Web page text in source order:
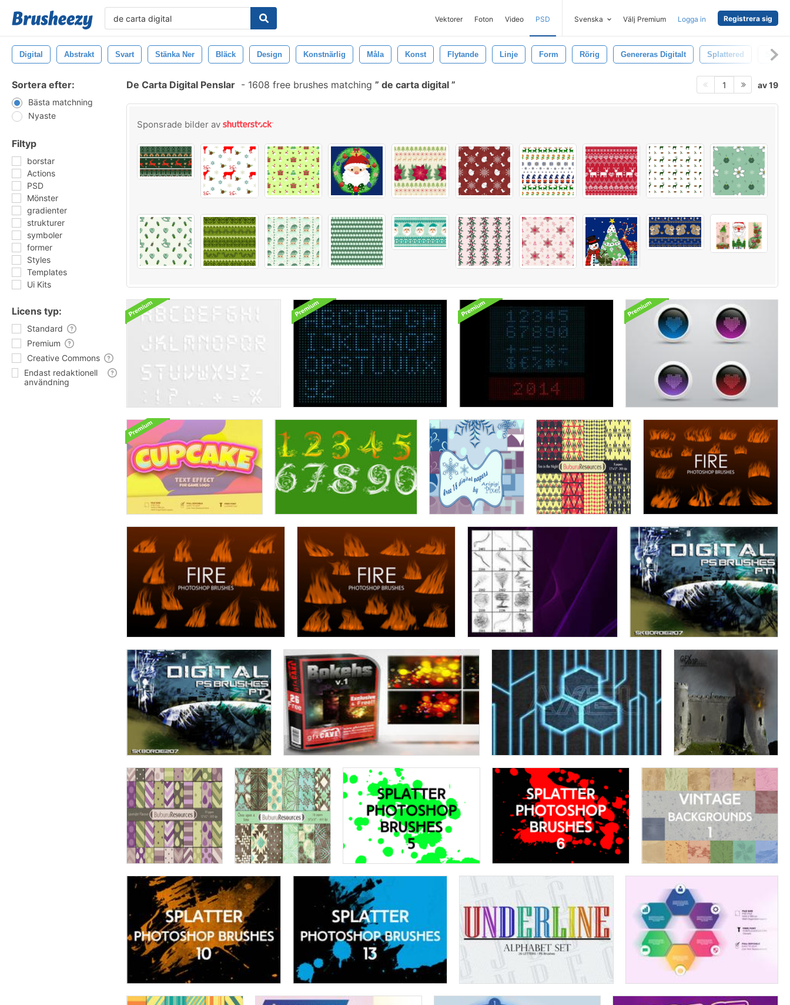
Vektorer Foton Video PSD Svenska Välj Premium Logga in Registrera sig
Digital Abstrakt Svart Stänka Ner Bläck Design Konstnärlig Måla Konst Flytande Linje Form Rörig Genereras Digitalt Splattered
Sortera efter:
Bästa matchning
Nyaste
Filtyp
borstar
Actions
PSD
Mönster
gradienter
strukturer
symboler
former
Styles
Templates
Ui Kits
Licens typ:
Standard
Premium
Creative Commons
Endast redaktionell
användning
De Carta Digital Penslar - 1608 free brushes matching de carta digital 1 av 19
Sponsrade bilder av